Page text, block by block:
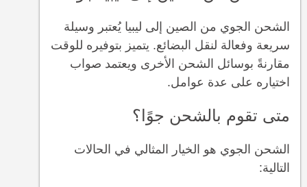
الشحن الجوي من الصين إلى ليبيا يُعتبر وسيلة
سريعة وفعالة لنقل البضائع. يتميز بتوفيره للوقت
مقارنةً بوسائل الشحن الأخرى ويعتمد صواب
اختياره على عدة عوامل.
متى تقوم بالشحن جوًا؟
الشحن الجوي هو الخيار المثالي في الحالات
التالية: